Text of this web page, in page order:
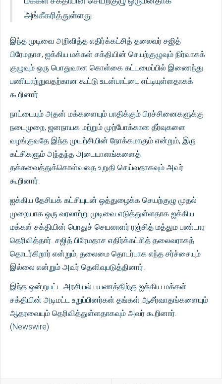
அங்கீகரித்துள்ளது.
இந்த முடிவை அறிவித்த எதிர்க்கட்சித் தலைவர் சஜித்
பிரேமதாச, ஐக்கிய மக்கள் சக்தியின் செயற்குழுவும் நிர்வாகக்
குழுவும் ஒரு பொதுவான கொள்கை கட்டமைப்பில் இணைந்து
பணியாற்றுவதற்கான கூட்டு உடன்பாட்டை எட்டியுள்ளதாகக்
கூறினார்.
நாட்டையும் அதன் மக்களையும் பாதிக்கும் பிரச்சினைகளுக்கு
நடைமுறை, ஜனநாயக மற்றும் முற்போக்கான தீர்வுகளை
வழங்குவதே இந்த முயற்சியின் நோக்கமாகும் என்றும், இரு
கட்சிகளும் அந்தந்த அடையாளங்களைத்
தக்கவைத்துக்கொள்வதை உறுதி செய்வதாகவும் அவர்
கூறினார்.
ஐக்கிய தேசியக் கட்சியுடன் ஒத்துழைக்க செயற்குழு முதல்
முறையாக ஒரு வரலாற்று முடிவை எடுத்துள்ளதாக ஐக்கிய
மக்கள் சக்தியின் பொதுச் செயலாளர் ரஞ்சித் மத்தும பண்டார
தெரிவித்தார். சஜித் பிரேமதாச எதிர்க்கட்சித் தலைவராகத்
தொடர்கிறார் என்றும், தலைமை தொடர்பாக எந்த சர்ச்சையும்
இல்லை என்றும் அவர் தெளிவுபடுத்தினார்.
இந்த ஒன்றுபட்ட அரசியல் பயணத்திற்கு ஐக்கிய மக்கள்
சக்தியின் அடிமட்ட உறுப்பினர்கள் தங்கள் ஆசீர்வாதங்களையும்
ஆதரவையும் தெரிவித்துள்ளதாகவும் அவர் கூறினார்.
(Newswire)